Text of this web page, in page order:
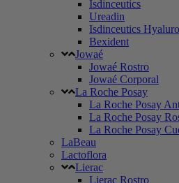
Isdinceutics
Ureadin
Isdinceutics
Bexident
Jowaé
Jowaé Rostro
Jowaé Corporal
La Roche Posay
La Roche Posay
La Roche Posay
La Roche Posay
LaBeau
Lactoflora
Lierac
Lierac Rostro